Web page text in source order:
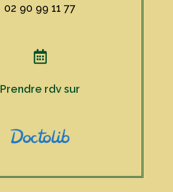
02 90 99 11 77

Prendre rdv sur